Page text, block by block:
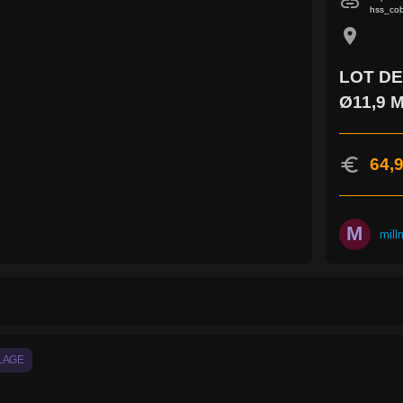
location_on
LOT
Ø11,9
euro
M